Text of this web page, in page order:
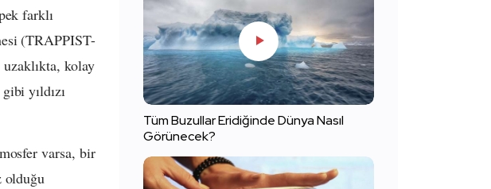
farklı
(TRAPPIST-
uzaklıkta, kolay
yıldızı
varsa, bir
olduğu
Tüm Buzullar Eridiğinde Dünya Nasıl
Görünecek?